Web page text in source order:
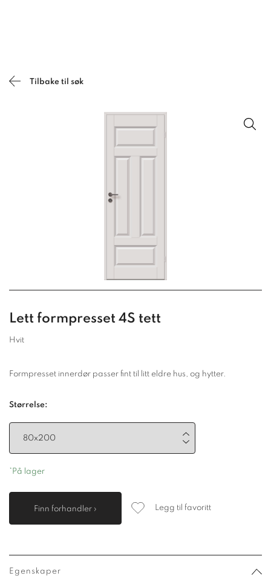
Tilbake til søk
Lett formpresset 4S tett
Hvit
Formpresset innerdør passer fint til litt eldre hus, og hytter.
Størrelse:
*På lager
Finn forhandler › Legg til favoritt
Egenskaper